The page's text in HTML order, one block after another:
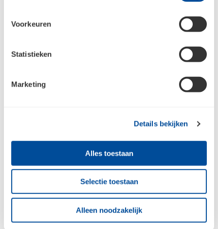
Voorkeuren
Statistieken
Marketing
Details bekijken
Alles toestaan
Selectie toestaan
Alleen noodzakelijk
mtr - 50 mm